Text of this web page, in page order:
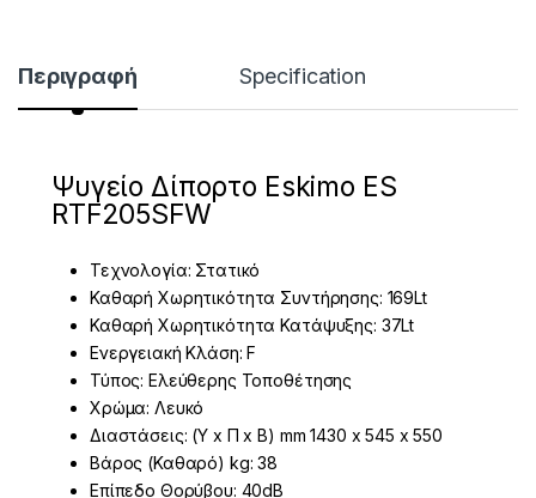
Περιγραφή Specification
Ψυγείο Δίπορτο Eskimo ES
RTF205SFW
Τεχνολογία: Στατικό
Καθαρή Χωρητικότητα Συντήρησης: 169Lt
Καθαρή Χωρητικότητα Κατάψυξης: 37Lt
Ενεργειακή Κλάση: F
Τύπος: Ελεύθερης Τοποθέτησης
Χρώμα: Λευκό
Διαστάσεις: (Υ x Π x Β) mm 1430 x 545 x 550
Βάρος (Καθαρό) kg: 38
Επίπεδο Θορύβου: 40dB